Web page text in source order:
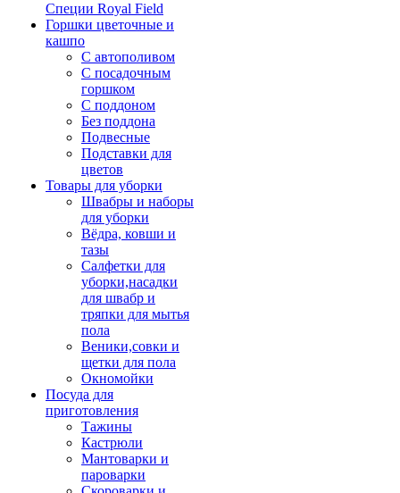
Специи Royal Field
Горшки цветочные и
кашпо
С автополивом
С посадочным
горшком
С поддоном
Без поддона
Подвесные
Подставки для
цветов
Товары для уборки
Швабры и наборы
для уборки
Вёдра, ковши и
тазы
Салфетки для
уборки,насадки
для швабр и
тряпки для мытья
пола
Веники,совки и
щетки для пола
Окномойки
Посуда для
приготовления
Тажины
Кастрюли
Мантоварки и
пароварки